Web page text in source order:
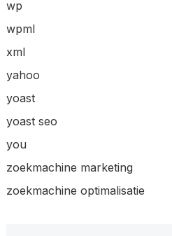
wp
wpml
xml
yahoo
yoast
yoast seo
you
zoekmachine marketing
zoekmachine optimalisatie